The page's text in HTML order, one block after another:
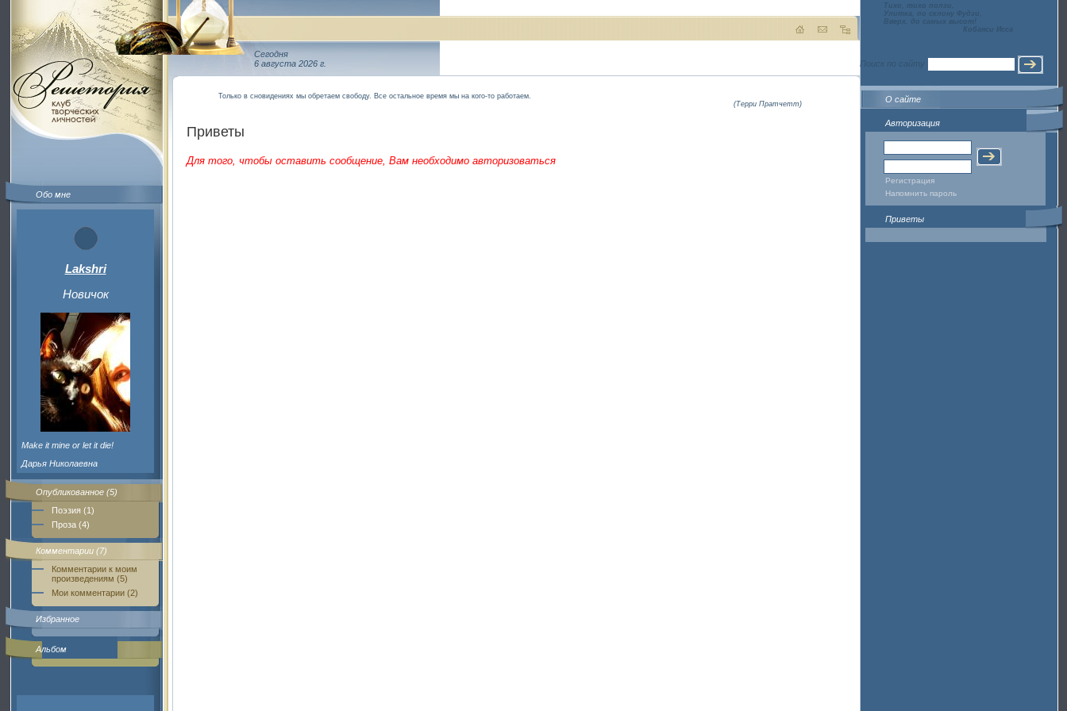
Обо мне
Lakshri
Новичок
Make it mine or let it die!
Дарья Николаевна
Опубликованное (5)
Поэзия (1)
Проза (4)
Комментарии (7)
Комментарии к моим
произведениям (5)
Мои комментарии (2)
Избранное
Альбом
Сегодня
6 августа 2026 г.
Только в сновидениях мы обретаем свободу. Все остальное время мы на кого-то работаем.
(Терри Пратчетт)
Приветы
Для того, чтобы оставить сообщение, Вам необходимо авторизоваться
Тихо, тихо ползи,
Улитка, по склону Фудзи,
Вверх, до самых высот!
Кобаяси Исса
Поиск по сайту
О сайте
Авторизация
Регистрация
Напомнить пароль
Приветы